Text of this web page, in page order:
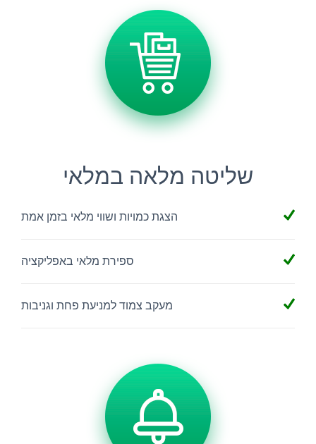
שליטה מלאה במלאי
הצגת כמויות ושווי מלאי בזמן אמת
ספירת מלאי באפליקציה
מעקב צמוד למניעת פחת וגניבות